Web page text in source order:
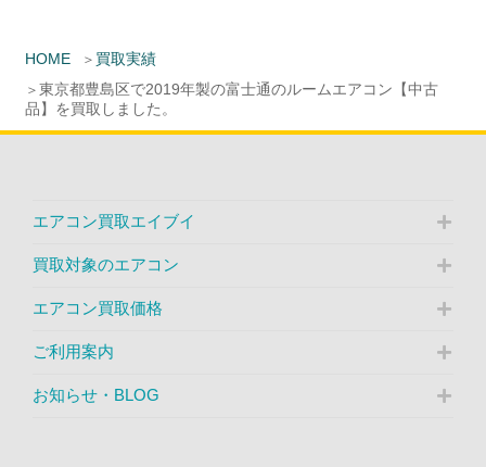
HOME
買取実績
東京都豊島区で2019年製の富士通のルームエアコン【中古
品】を買取しました。
エアコン買取エイブイ
買取対象のエアコン
エアコン買取価格
ご利用案内
お知らせ・BLOG